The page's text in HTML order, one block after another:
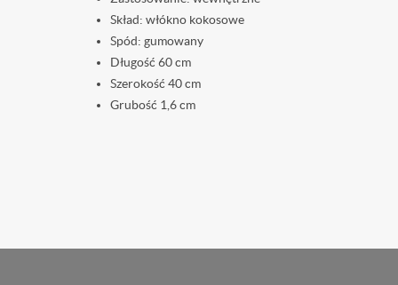
Skład: włókno kokosowe
Spód: gumowany
Długość 60 cm
Szerokość 40 cm
Grubość 1,6 cm